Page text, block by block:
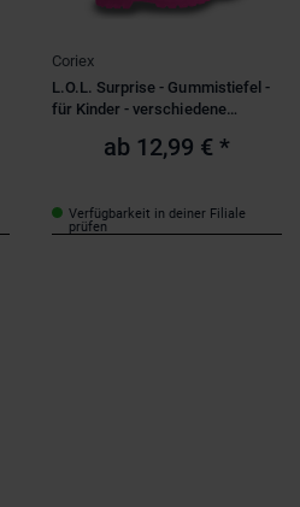
Coriex
L.O.L. Surprise - Gummistiefel -
für Kinder - verschiedene
ab 12,99 € *
Verfügbarkeit in deiner Filiale
prüfen